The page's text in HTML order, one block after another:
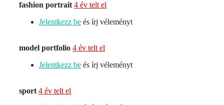
fashion portrait 4 év telt el
Jelentkezz be és írj véleményt
model portfolio 4 év telt el
Jelentkezz be és írj véleményt
sport 4 év telt el